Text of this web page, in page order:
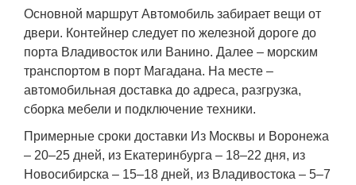
Основной маршрут Автомобиль забирает вещи от
двери. Контейнер следует по железной дороге до
порта Владивосток или Ванино. Далее – морским
транспортом в порт Магадана. На месте –
автомобильная доставка до адреса, разгрузка,
сборка мебели и подключение техники.
Примерные сроки доставки Из Москвы и Воронежа
– 20–25 дней, из Екатеринбурга – 18–22 дня, из
Новосибирска – 15–18 дней, из Владивостока – 5–7